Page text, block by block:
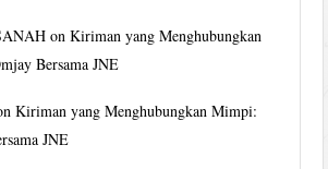
onKiriman yang Menghubungkan
Bersama JNE
Kiriman yang Menghubungkan Mimpi:
JNE